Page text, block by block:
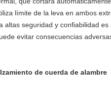
límite de la leva en ambos
altas seguridad y confiabilidad
evitar consecuencias
de cuerda de alambre